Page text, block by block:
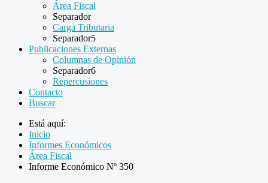
Área Fiscal
Separador
Carga Tributaria
Separador5
Publicaciones Externas
Columnas de Opinión
Separador6
Repercusiones
Contacto
Buscar
Está aquí:
Inicio
Informes Económicos
Área Fiscal
Informe Económico Nº 350